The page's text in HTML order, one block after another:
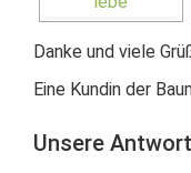
Danke und viele
Eine Kundin der
Unsere